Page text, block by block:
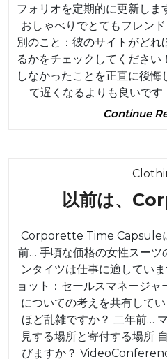
フォリオを定期的に更新しま
おしゃべりでとてもフレン
別のこと：彼のサイトがど
るかをチェックしてください
しなかったことを正直に後悔
て遅くなるよりも良いで
Continue
以前は、
Corporette Time Capsule
前… 手頃な価格の女性スーツ
ンタイツは仕事に適してい
ョット：セールスマネージ
についての考えを共有して
ほど乱雑ですか？ 二年前…
見する場所と寄付する場所
びますか？